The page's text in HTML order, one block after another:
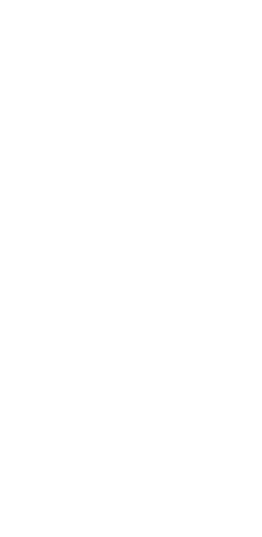
immer darauf,dass viele